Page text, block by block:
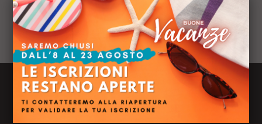
Azienda:Sielte Spa
Ruolo:HR Generalist
Profilo LinkedIN:
Newsletter Meliusform
Ricevi le news dal mondo Meliusform